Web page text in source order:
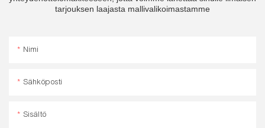
tarjouksen laajasta mallivalikoimastamme
Nimi
Sähköposti
Sisältö